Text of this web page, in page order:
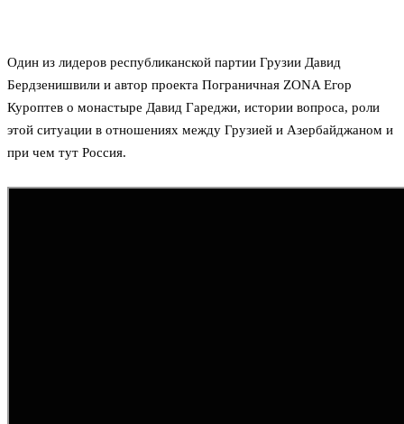
Один из лидеров республиканской партии Грузии Давид
Бердзенишвили и автор проекта Пограничная ZONA Егор
Куроптев о монастыре Давид Гареджи, истории вопроса, роли
этой ситуации в отношениях между Грузией и Азербайджаном и
при чем тут Россия.